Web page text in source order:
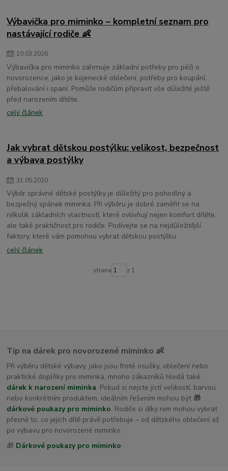
Výbavička pro miminko – kompletní seznam pro
nastávající rodiče 👶
10.03.2026
Výbavička pro miminko zahrnuje základní potřeby pro péči o
novorozence, jako je kojenecké oblečení, potřeby pro koupání,
přebalování i spaní. Pomůže rodičům připravit vše důležité ještě
před narozením dítěte.
celý článek
Jak vybrat dětskou postýlku: velikost, bezpečnost
a výbava postýlky
31.05.2020
Výběr správné dětské postýlky je důležitý pro pohodlný a
bezpečný spánek miminka. Při výběru je dobré zaměřit se na
několik základních vlastností, které ovlivňují nejen komfort dítěte,
ale také praktičnost pro rodiče. Podívejte se na nejdůležitější
faktory, které vám pomohou vybrat dětskou postýlku.
celý článek
strana z 1
Tip na dárek pro novorozené miminko 👶
Při výběru dětské výbavy, jako jsou froté osušky, oblečení nebo
praktické doplňky pro miminka, mnoho zákazníků hledá také
dárek k narození miminka. Pokud si nejste jistí velikostí, barvou
nebo konkrétním produktem, ideálním řešením mohou být 🎁
dárkové poukazy pro miminko. Rodiče si díky nim mohou vybrat
přesně to, co jejich dítě právě potřebuje – od dětského oblečení až
po výbavu pro novorozené miminko.
🎁 Dárkové poukazy pro miminko